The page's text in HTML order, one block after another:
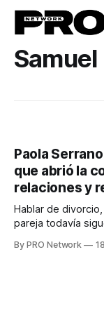
Paola
que abrió la
relaciones y
Hablar de
pareja todavía
decidieron
By PRO Network